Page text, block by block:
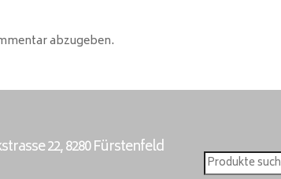
abzugeben.
22, 8280 Fürstenfeld
Suchen